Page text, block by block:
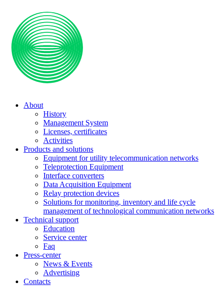
About
History
Management System
Licenses, certificates
Activities
Products and solutions
Equipment for utility telecommunication networks
Teleprotection Equipment
Interface converters
Data Acquisition Equipment
Relay protection devices
Solutions for monitoring, inventory and life cycle
management of technological communication networks
Technical support
Education
Service center
Faq
Press-center
News & Events
Advertising
Contacts